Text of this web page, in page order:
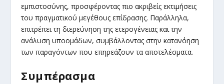
εμπιστοσύνης, προσφέροντας πιο ακριβείς εκτιμήσεις
του πραγματικού μεγέθους επίδρασης. Παράλληλα,
επιτρέπει τη διερεύνηση της ετερογένειας και την
ανάλυση υποομάδων, συμβάλλοντας στην κατανόηση
των παραγόντων που επηρεάζουν τα αποτελέσματα.
Συμπέρασμα